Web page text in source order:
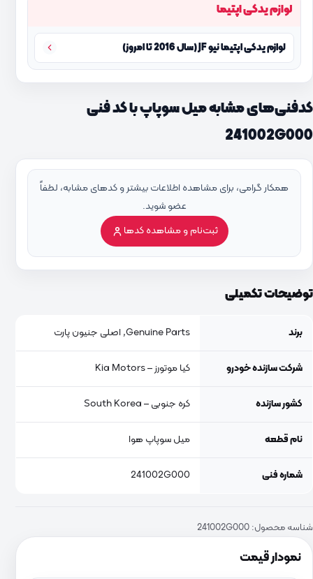
نمودار قیمت
لوازم یدکی اپتیما
لوازم یدکی اپتیما نیو JF (سال 2016 تا امروز)
کدفنی‌های مشابه میل سوپاپ با کد فنی
241002G000
همکار گرامی، برای مشاهده اطلاعات بیشتر و کدهای مشابه، لطفاً
عضو شوید.
ثبت‌نام و مشاهده کدها
توضیحات تکمیلی
برند Genuine Parts, اصلی جنیون پارت
شرکت سازنده خودرو کیا موتورز – Kia Motors
کشور سازنده کره جنوبی – South Korea
نام قطعه میل سوپاپ هوا
شماره فنی 241002G000
شناسه محصول: 241002G000